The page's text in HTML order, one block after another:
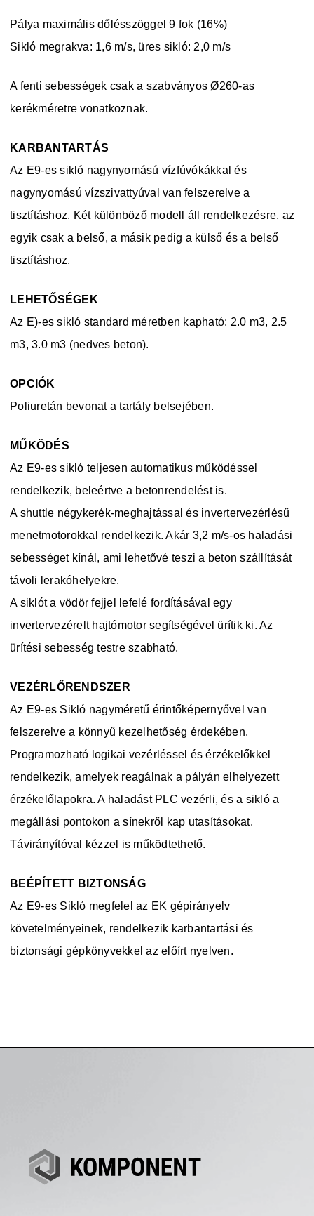
Pálya maximális dőlésszöggel 9 fok (16%)
Sikló megrakva: 1,6 m/s, üres sikló: 2,0 m/s
A fenti sebességek csak a szabványos Ø260-as
kerékméretre vonatkoznak.
KARBANTARTÁS
Az E9-es sikló nagynyomású vízfúvókákkal és
nagynyomású vízszivattyúval van felszerelve a
tisztításhoz. Két különböző modell áll rendelkezésre, az
egyik csak a belső, a másik pedig a külső és a belső
tisztításhoz.
LEHETŐSÉGEK
Az E)-es sikló standard méretben kapható: 2.0 m3, 2.5
m3, 3.0 m3 (nedves beton).
OPCIÓK
Poliuretán bevonat a tartály belsejében.
MŰKÖDÉS
Az E9-es sikló teljesen automatikus működéssel
rendelkezik, beleértve a betonrendelést is.
A shuttle négykerék-meghajtással és invertervezérlésű
menetmotorokkal rendelkezik. Akár 3,2 m/s-os haladási
sebességet kínál, ami lehetővé teszi a beton szállítását
távoli lerakóhelyekre.
A siklót a vödör fejjel lefelé fordításával egy
invertervezérelt hajtómotor segítségével ürítik ki. Az
ürítési sebesség testre szabható.
VEZÉRLŐRENDSZER
Az E9-es Sikló nagyméretű érintőképernyővel van
felszerelve a könnyű kezelhetőség érdekében.
Programozható logikai vezérléssel és érzékelőkkel
rendelkezik, amelyek reagálnak a pályán elhelyezett
érzékelőlapokra. A haladást PLC vezérli, és a sikló a
megállási pontokon a sínekről kap utasításokat.
Távirányítóval kézzel is működtethető.
BEÉPÍTETT BIZTONSÁG
Az E9-es Sikló megfelel az EK gépirányelv
követelményeinek, rendelkezik karbantartási és
biztonsági gépkönyvekkel az előírt nyelven.